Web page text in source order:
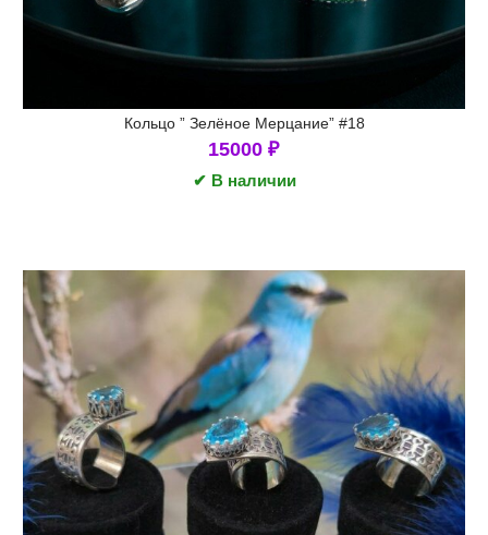
Кольцо ” Зелёное Мерцание” #18
15000 ₽
✔ В наличии